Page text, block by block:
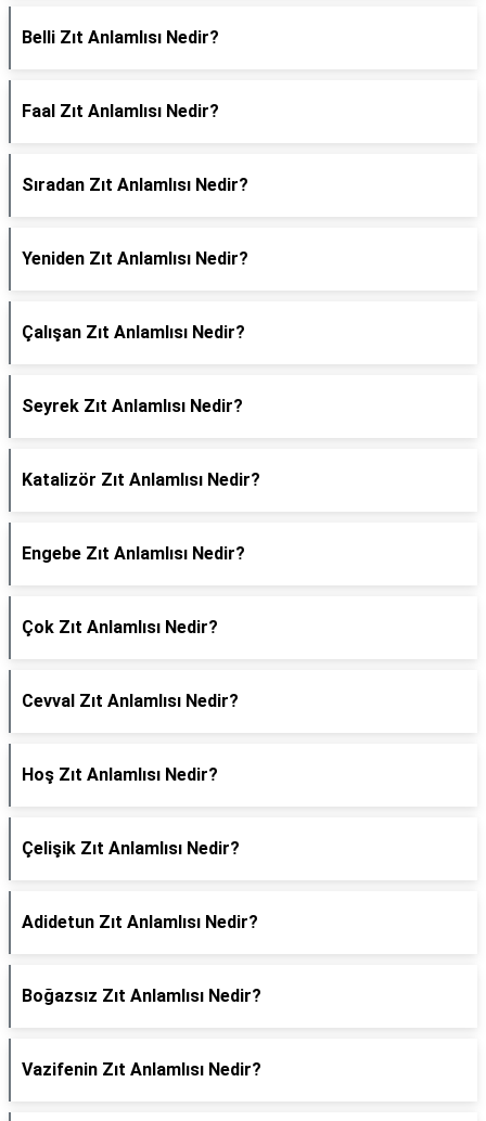
Belli Zıt Anlamlısı Nedir?
Faal Zıt Anlamlısı Nedir?
Sıradan Zıt Anlamlısı Nedir?
Yeniden Zıt Anlamlısı Nedir?
Çalışan Zıt Anlamlısı Nedir?
Seyrek Zıt Anlamlısı Nedir?
Katalizör Zıt Anlamlısı Nedir?
Engebe Zıt Anlamlısı Nedir?
Çok Zıt Anlamlısı Nedir?
Cevval Zıt Anlamlısı Nedir?
Hoş Zıt Anlamlısı Nedir?
Çelişik Zıt Anlamlısı Nedir?
Adidetun Zıt Anlamlısı Nedir?
Boğazsız Zıt Anlamlısı Nedir?
Vazifenin Zıt Anlamlısı Nedir?